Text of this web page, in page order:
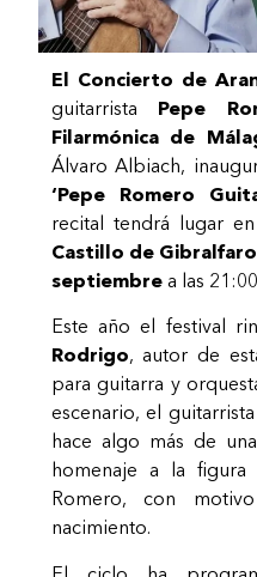
El Concierto de
guitarrista Pepe
Filarmónica de
Álvaro Albiach,
‘Pepe Romero
recital tendrá lugar
Castillo de Gibralfaro
septiembrea las 21:00
Este año el festival
Rodrigo, autor de
para guitarra y
escenario, el guitarrista
hace algo más de
homenaje a la
Romero, con
nacimiento.